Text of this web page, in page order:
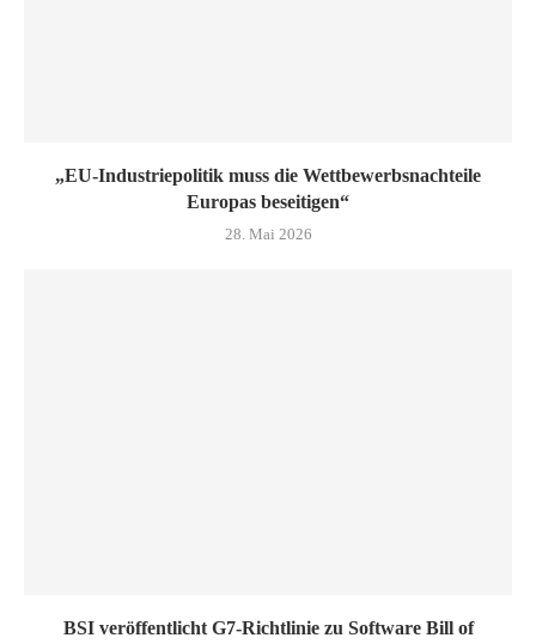
„EU-Industriepolitik muss die Wettbewerbsnachteile
Europas beseitigen“
28. Mai 2026
BSI veröffentlicht G7-Richtlinie zu Software Bill of